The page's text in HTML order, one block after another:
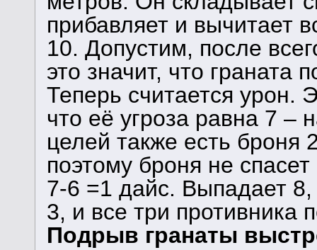
прибавляет и вычитает
10. Допустим, после
это значит, что граната
Теперь считается урон.
что её угроза равна 7
целей также есть броня
поэтому броня не
7-6 =1 дайс. Выпадает
3, и все три противника
Подрыв гранаты